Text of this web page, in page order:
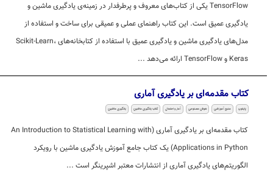
TensorFlow یکی از کتاب‌های معروف و پرطرفدار در زمینه‌ی یادگیری ماشین و
یادگیری عمیق است. این کتاب راهنمای عملی و عمیقی برای ساخت و استفاده از
مدل‌های یادگیری ماشین و یادگیری عمیق با استفاده از کتابخانه‌های Scikit-Learn،
Keras و TensorFlow ارائه می‌دهد ...
کتاب مقدمه‌ای بر یادگیری آماری
منبع آموزشی هوش مصنوعی آمار و احتمال کتاب یادگیری ماشین یادگیری ماشین
کتاب مقدمه‌ای بر یادگیری آماری (An Introduction to Statistical Learning with
Applications in Python) یک کتاب جامع آموزش یادگیری ماشین با رویکرد
الگوریتم‌های یادگیری آماری از انتشارات معتبر اشپرینگر است ...